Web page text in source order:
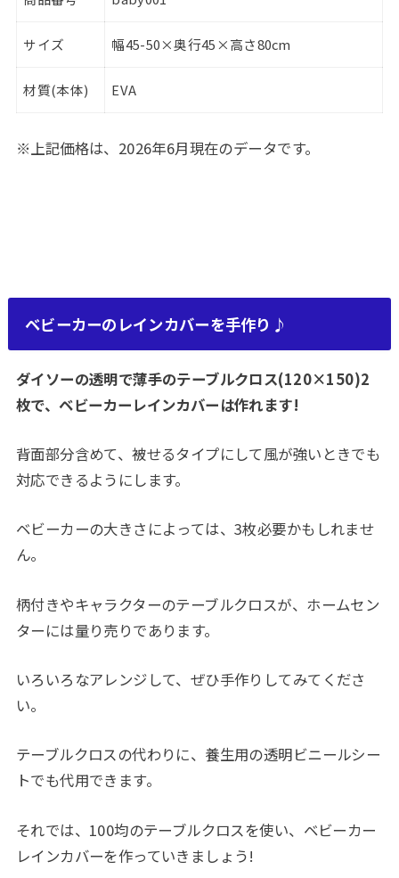
サイズ 幅45-50×奥行45×高さ80cm
材質(本体) EVA
※上記価格は、2026年6月現在のデータです。
ベビーカーのレインカバーを手作り♪
ダイソーの透明で薄手のテーブルクロス(120×150)2
枚で、ベビーカーレインカバーは作れます!
背面部分含めて、被せるタイプにして風が強いときでも
対応できるようにします。
ベビーカーの大きさによっては、3枚必要かもしれませ
ん。
柄付きやキャラクターのテーブルクロスが、ホームセン
ターには量り売りであります。
いろいろなアレンジして、ぜひ手作りしてみてくださ
い。
テーブルクロスの代わりに、養生用の透明ビニールシー
トでも代用できます。
それでは、100均のテーブルクロスを使い、ベビーカー
レインカバーを作っていきましょう!